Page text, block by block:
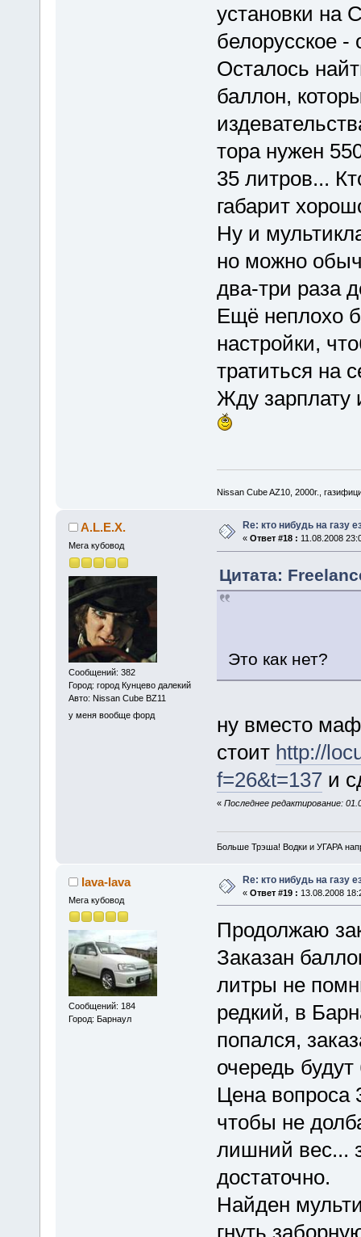
установки на
белорусское
Осталось
баллон,
тора нужен
35 литров...
габарит
Ну и
но можно
два-три раза
Ещё неплохо
настройки,
тратиться на
Жду зарплату
Nissan Cube AZ10, 2000г.,
A.L.E.X.
Мега кубовод
Сообщений: 382
Город: город Кунцево далекий
Авто: Nissan Cube BZ11
у меня вообще форд
Re: кто нибудь на газу
« Ответ #18 : 11.08.2008
Цитата:
Это как нет?
ну вместо
стоит http://
f=26&t=137и
« Последнее редактирование:
Больше Трэша! Водки и УГАРА
lava-lava
Мега кубовод
Сообщений: 184
Город: Барнаул
Re: кто нибудь на газу
« Ответ #19 : 13.08.2008
Продолжаю
Заказан
литры не
редкий, в
попался,
очередь
Цена вопроса
чтобы не
лишний вес...
достаточно.
Найден
гнуть